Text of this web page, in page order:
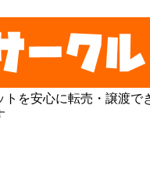
を安心に転売・譲渡で